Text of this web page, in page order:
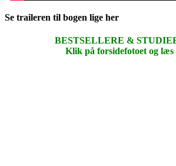
Se traileren til bogen lige her
BESTSELLERE &
Klik på forsidefotoet og læs